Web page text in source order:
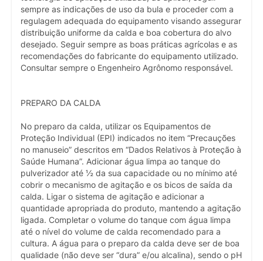
sempre as indicações de uso da bula e proceder com a
regulagem adequada do equipamento visando assegurar
distribuição uniforme da calda e boa cobertura do alvo
desejado. Seguir sempre as boas práticas agrícolas e as
recomendações do fabricante do equipamento utilizado.
Consultar sempre o Engenheiro Agrônomo responsável.
PREPARO DA CALDA
No preparo da calda, utilizar os Equipamentos de
Proteção Individual (EPI) indicados no item “Precauções
no manuseio” descritos em “Dados Relativos à Proteção à
Saúde Humana”. Adicionar água limpa ao tanque do
pulverizador até ½ da sua capacidade ou no mínimo até
cobrir o mecanismo de agitação e os bicos de saída da
calda. Ligar o sistema de agitação e adicionar a
quantidade apropriada do produto, mantendo a agitação
ligada. Completar o volume do tanque com água limpa
até o nível do volume de calda recomendado para a
cultura. A água para o preparo da calda deve ser de boa
qualidade (não deve ser “dura” e/ou alcalina), sendo o pH